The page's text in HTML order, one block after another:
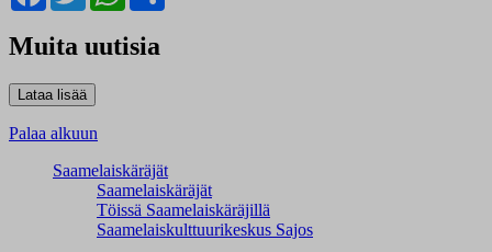
Muita uutisia
Palaa alkuun
Saamelaiskäräjät
Saamelaiskäräjät
Töissä Saamelaiskäräjillä
Saamelaiskulttuuri­keskus Sajos